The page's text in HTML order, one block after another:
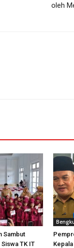
oleh
Sambut
TK IT